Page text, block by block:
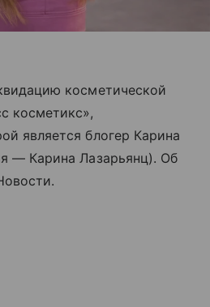
косметической
косметикс»,
является блогер Карина
— Карина Лазарьянц). Об